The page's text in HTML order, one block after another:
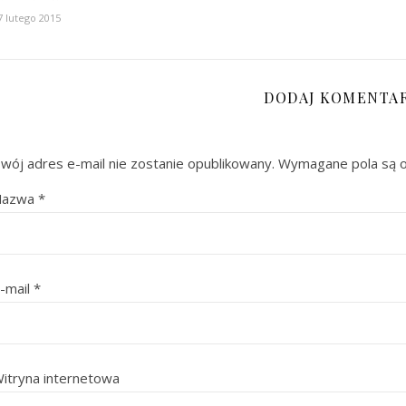
lutego 2015
DODAJ
adres e-mail nie zostanie opublikowany. Wymagane pola są
*
mail *
internetowa